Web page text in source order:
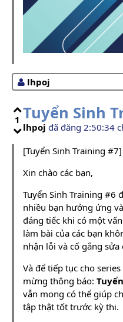
lhpoj
1 Tuyển Sinh
lhpoj đã đăng 2:50:34
[Tuyển Sinh Training #7]
Xin chào các bạn,
Tuyển Sinh Training #6
nhiều bạn hưởng ứng
đáng tiếc khi có một
làm bài của các bạn
nhận lỗi và cố gắng
Và để tiếp tục cho
mừng thông báo:
vẫn mong có thể giúp
tập thật tốt trước kỳ thi.